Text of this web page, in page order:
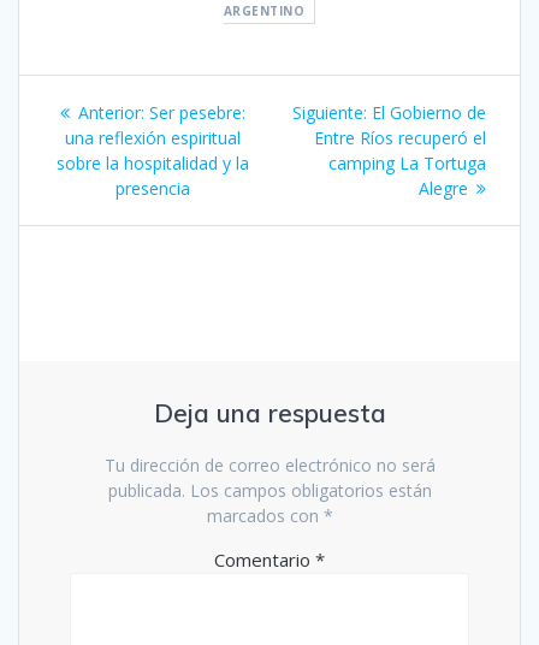
ARGENTINO
Navegación
de
entradas
Anterior: Entrada
anterior:
Ser pesebre:
una reflexión espiritual
sobre la hospitalidad y la
presencia
Siguiente: Siguiente
entrada:
El Gobierno de
Entre Ríos recuperó el
camping La Tortuga
Alegre
Deja una respuesta
Tu dirección de correo electrónico no será
publicada. Los campos obligatorios están
marcados con *
Comentario *